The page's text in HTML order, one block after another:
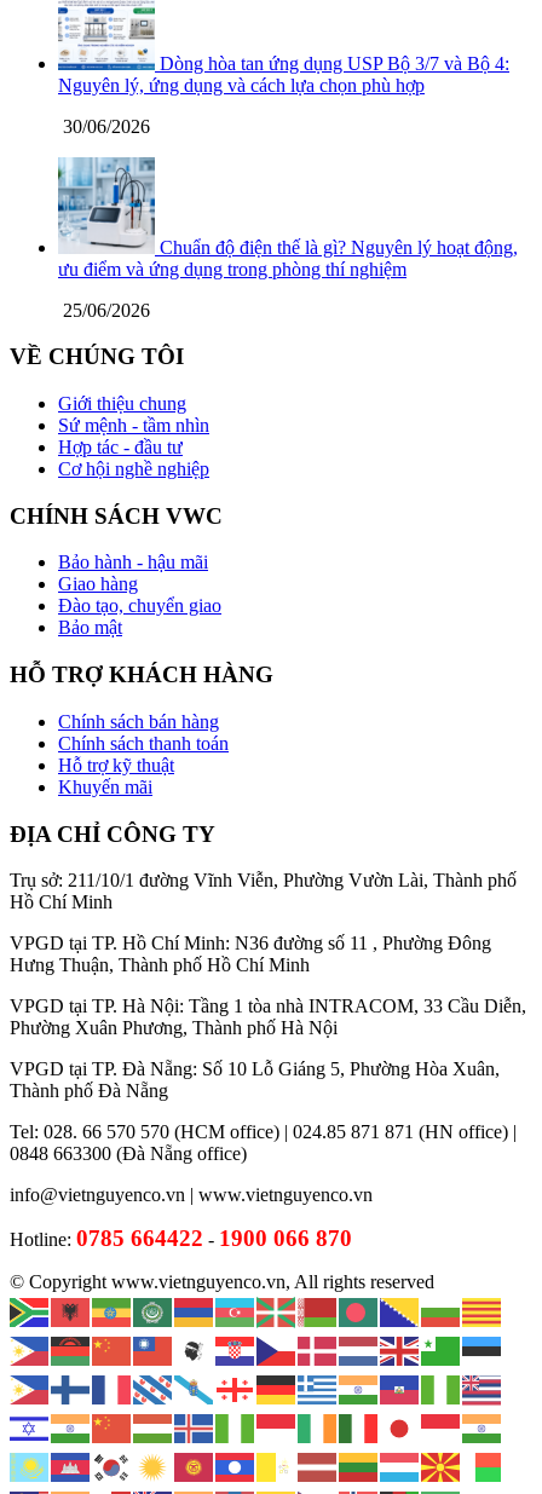
Dòng hòa tan ứng dụng USP Bộ 3/7 và Bộ 4:
Nguyên lý, ứng dụng và cách lựa chọn phù hợp
30/06/2026
Chuẩn độ điện thế là gì? Nguyên lý hoạt động,
ưu điểm và ứng dụng trong phòng thí nghiệm
25/06/2026
VỀ CHÚNG TÔI
Giới thiệu chung
Sứ mệnh - tầm nhìn
Hợp tác - đầu tư
Cơ hội nghề nghiệp
CHÍNH SÁCH VWC
Bảo hành - hậu mãi
Giao hàng
Đào tạo, chuyển giao
Bảo mật
HỖ TRỢ KHÁCH HÀNG
Chính sách bán hàng
Chính sách thanh toán
Hỗ trợ kỹ thuật
Khuyến mãi
ĐỊA CHỈ CÔNG TY
Trụ sở: 211/10/1 đường Vĩnh Viễn, Phường Vườn Lài, Thành phố
Hồ Chí Minh
VPGD tại TP. Hồ Chí Minh: N36 đường số 11 , Phường Đông
Hưng Thuận, Thành phố Hồ Chí Minh
VPGD tại TP. Hà Nội: Tầng 1 tòa nhà INTRACOM, 33 Cầu Diễn,
Phường Xuân Phương, Thành phố Hà Nội
VPGD tại TP. Đà Nẵng: Số 10 Lỗ Giáng 5, Phường Hòa Xuân,
Thành phố Đà Nẵng
Tel: 028. 66 570 570 (HCM office) | 024.85 871 871 (HN office) |
0848 663300 (Đà Nẵng office)
info@vietnguyenco.vn | www.vietnguyenco.vn
Hotline: 0785 664422 - 1900 066 870
© Copyright www.vietnguyenco.vn, All rights reserved